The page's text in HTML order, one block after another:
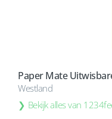
Paper Mate
Westland
Bekijk alles van